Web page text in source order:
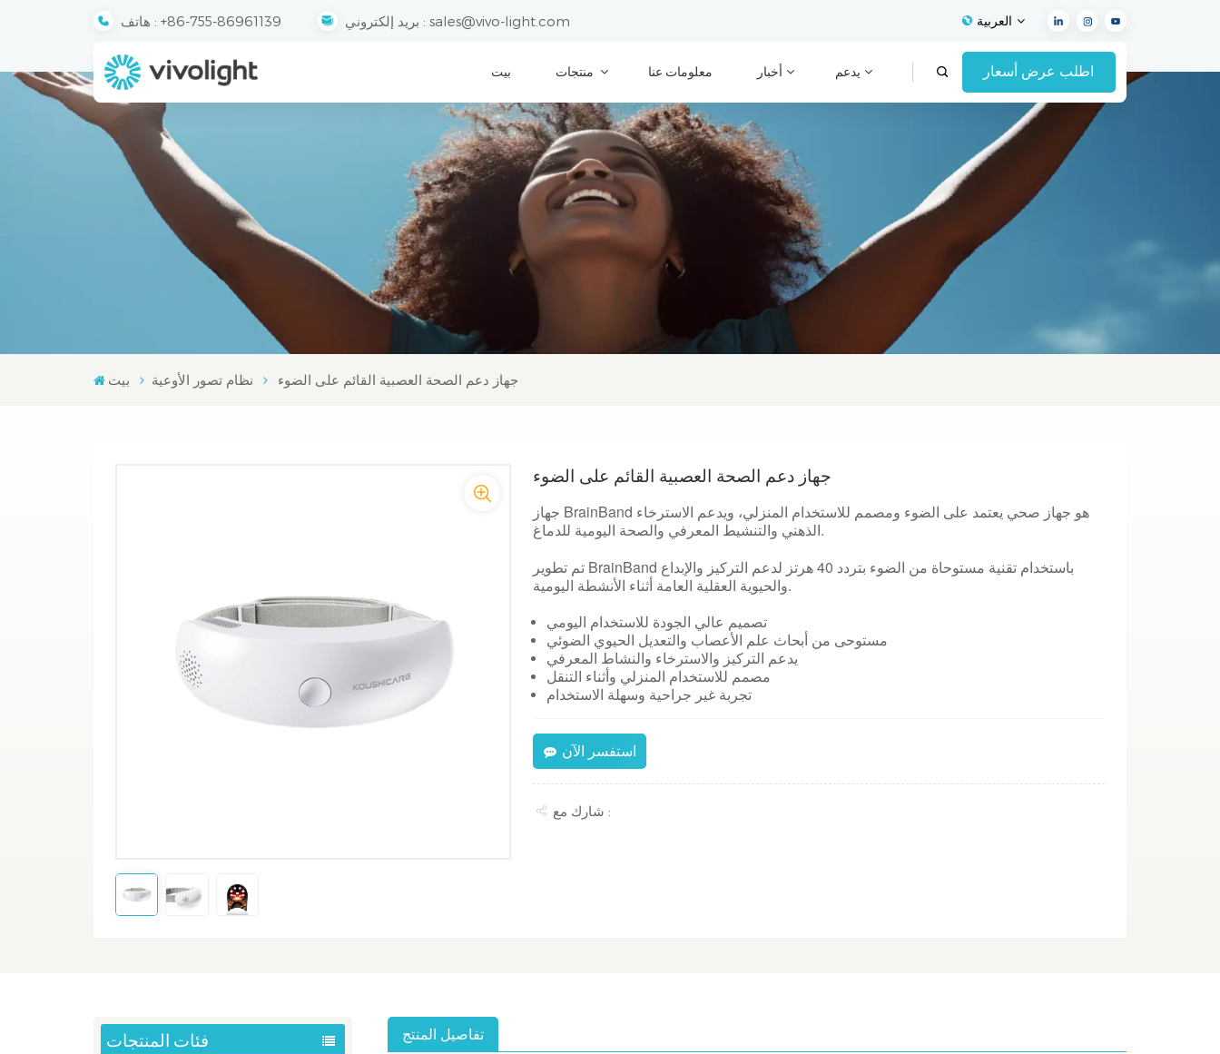
هاتف : +86-755-86961139 بريد إلكتروني : sales@vivo-light.com العربية
English
Español
Italiano
العربية
بيت معلومات عنا أخبار يدعم اطلب عرض أسعار
بيت نظام تصور الأوعية جهاز دعم الصحة العصبية القائم على الضوء
جهاز دعم الصحة العصبية القائم على الضوء
جهاز BrainBand هو جهاز صحي يعتمد على الضوء ومصمم للاستخدام المنزلي، ويدعم الاسترخاء
الذهني والتنشيط المعرفي والصحة اليومية للدماغ.
تم تطوير BrainBand باستخدام تقنية مستوحاة من الضوء بتردد 40 هرتز لدعم التركيز والإبداع
والحيوية العقلية العامة أثناء الأنشطة اليومية.
تصميم عالي الجودة للاستخدام اليومي
مستوحى من أبحاث علم الأعصاب والتعديل الحيوي الضوئي
يدعم التركيز والاسترخاء والنشاط المعرفي
مصمم للاستخدام المنزلي وأثناء التنقل
تجربة غير جراحية وسهلة الاستخدام
استفسر الآن
شارك مع :
فئات المنتجات تفاصيل المنتج